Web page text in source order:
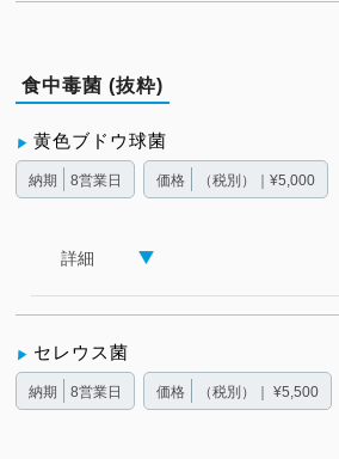
食中毒菌 (抜粋)
黄色ブドウ球菌
納期 8営業日 価格 （税別）｜¥5,000
詳細
セレウス菌
納期 8営業日 価格 （税別）｜ ¥5,500